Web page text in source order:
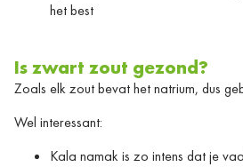
het best
Is zwart zout gezond?
Zoals elk zout bevat het natrium, dus
Wel interessant:
Kala namak is zo intens dat je